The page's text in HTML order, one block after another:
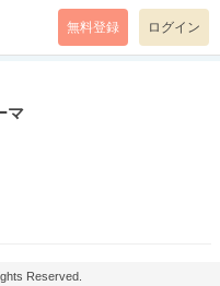
無料登録 ログイン
マ
Reserved.